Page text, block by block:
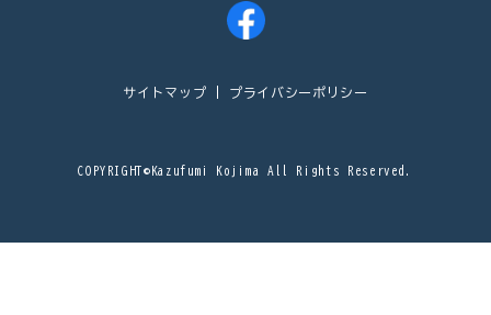
サイトマップ プライバシーポリシー
COPYRIGHT©Kazufumi Kojima All Rights Reserved.